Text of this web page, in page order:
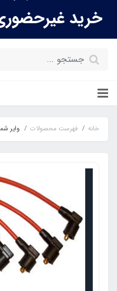
خرید
خانه فهرست محصولات وایر